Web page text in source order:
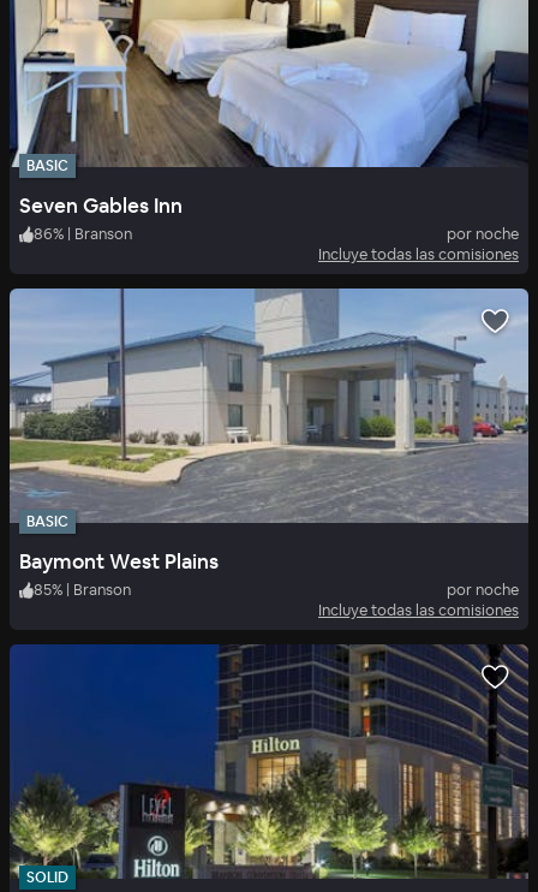
BASIC
Seven Gables Inn
86% | Branson
por noche
Incluye todas las comisiones
BASIC
Baymont West Plains
85% | Branson
por noche
Incluye todas las comisiones
SOLID